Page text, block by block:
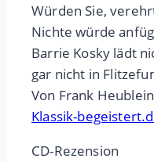
Würden Sie,
Nichte würde
Barrie Kosky lädt
gar nicht in
Von Frank Heublein
Klassik-
CD-Rezension